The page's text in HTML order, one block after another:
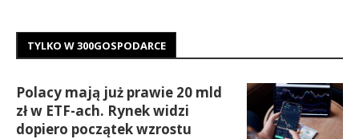
TYLKO W 300GOSPODARCE
Polacy mają już prawie 20 mld
zł w ETF-ach. Rynek widzi
dopiero początek wzrostu